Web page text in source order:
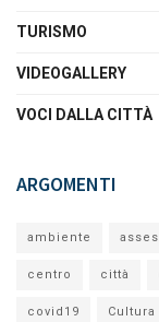
TURISMO
VIDEOGALLERY
VOCI DALLA CITTÀ
ARGOMENTI
ambiente
centro città
covid19 Cultura